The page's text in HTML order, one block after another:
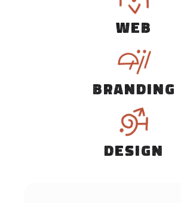
WEB
BRANDING
DESIGN